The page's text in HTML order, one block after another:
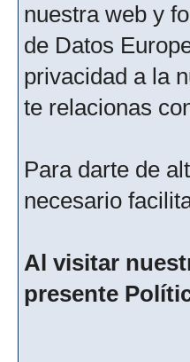
nuestra web y
de Datos
privacidad a la
te relacionas
Para darte de
necesario
Al visitar
presente